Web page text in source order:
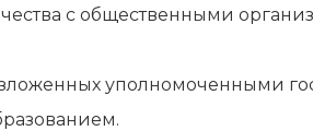
с общественными
уполномоченными